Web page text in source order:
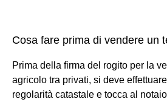
Cosa fare prima di vendere un
Prima della firma del rogito per la
agricolo tra privati, si deve
regolarità catastale e tocca al